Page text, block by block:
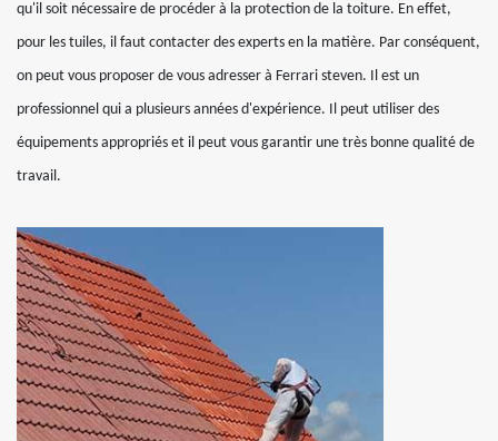
qu'il soit nécessaire de procéder à la protection de la toiture. En effet,
pour les tuiles, il faut contacter des experts en la matière. Par conséquent,
on peut vous proposer de vous adresser à Ferrari steven. Il est un
professionnel qui a plusieurs années d'expérience. Il peut utiliser des
équipements appropriés et il peut vous garantir une très bonne qualité de
travail.